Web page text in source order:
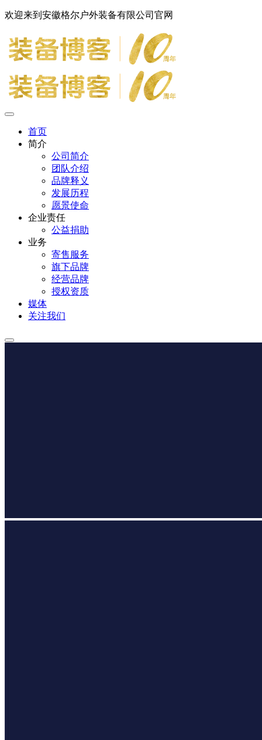
欢迎来到安徽格尔户外装备有限公司官网
首页
简介
公司简介
团队介绍
品牌释义
发展历程
愿景使命
企业责任
公益捐助
业务
寄售服务
旗下品牌
经营品牌
授权资质
媒体
关注我们